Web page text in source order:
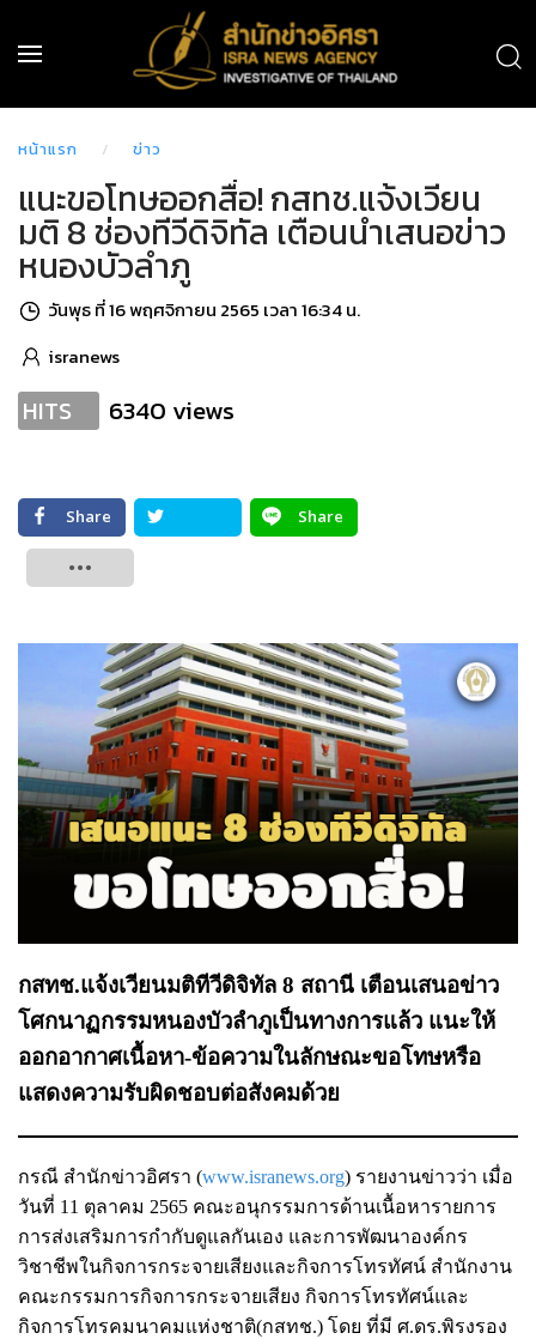
หน้าแรก ข่าว
แนะขอโทษออกสื่อ! กสทช.แจ้งเวียน
มติ 8 ช่องทีวีดิจิทัล เตือนนำเสนอข่าว
หนองบัวลำภู
วันพุธ ที่ 16 พฤศจิกายน 2565 เวลา 16:34 น.
isranews
HITS 6340 views
Share
Share
กสทช.แจ้งเวียนมติทีวีดิจิทัล 8 สถานี เตือนเสนอข่าว
โศกนาฏกรรมหนองบัวลำภูเป็นทางการแล้ว แนะให้
ออกอากาศเนื้อหา-ข้อความในลักษณะขอโทษหรือ
แสดงความรับผิดชอบต่อสังคมด้วย
กรณี สำนักข่าวอิศรา (www.isranews.org) รายงานข่าวว่า เมื่อ
วันที่ 11 ตุลาคม 2565 คณะอนุกรรมการด้านเนื้อหารายการ
การส่งเสริมการกำกับดูแลกันเอง และการพัฒนาองค์กร
วิชาชีพในกิจการกระจายเสียงและกิจการโทรทัศน์ สำนักงาน
คณะกรรมการกิจการกระจายเสียง กิจการโทรทัศน์และ
กิจการโทรคมนาคมแห่งชาติ(กสทช.) โดย ที่มี ศ.ดร.พิรงรอง